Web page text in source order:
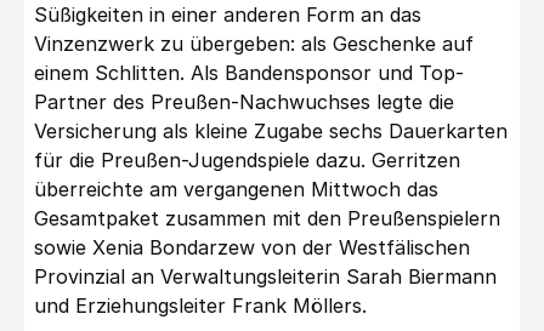
Süßigkeiten in einer anderen Form an das
Vinzenzwerk zu übergeben: als Geschenke auf
einem Schlitten. Als Bandensponsor und Top-
Partner des Preußen-Nachwuchses legte die
Versicherung als kleine Zugabe sechs Dauerkarten
für die Preußen-Jugendspiele dazu. Gerritzen
überreichte am vergangenen Mittwoch das
Gesamtpaket zusammen mit den Preußenspielern
sowie Xenia Bondarzew von der Westfälischen
Provinzial an Verwaltungsleiterin Sarah Biermann
und Erziehungsleiter Frank Möllers.